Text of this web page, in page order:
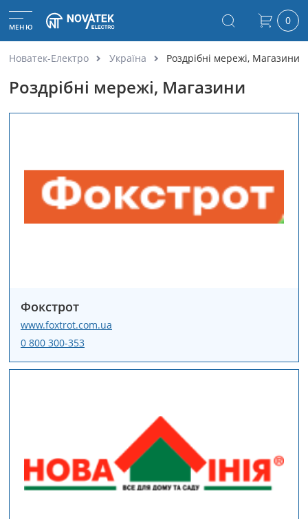
МЕНЮ 0
Новатек-Електро Україна Роздрібні мережі, Магазини
Роздрібні мережі, Магазини
Фокстрот
www.foxtrot.com.ua
0 800 300-353